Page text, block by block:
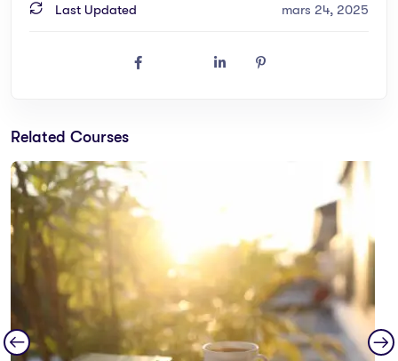
Last Updated mars 24, 2025
Related Courses